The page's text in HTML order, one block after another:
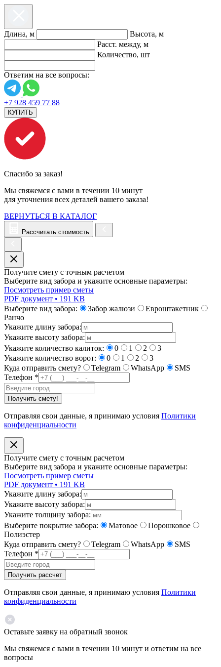
Длина, м
Высота, м
Расст. между, м
Количество, шт
Ответим на все вопросы:
+7 928 459 77 88
КУПИТЬ
Спасибо за заказ!
Мы свяжемся с вами в течении 10 минут
для уточнения всех деталей вашего заказа!
ВЕРНУТЬСЯ В КАТАЛОГ
Рассчитать стоимость
Получите смету с точным расчетом
Выберите вид забора и укажите основные параметры:
Посмотреть пример сметы
PDF документ • 191 KB
Выберите вид забора:
Забор жалюзи
Евроштакетник
Ранчо
Укажите длину забора:
Укажите высоту забора:
Укажите количество калиток:
0 1 2
3
Укажите количество ворот:
0 1 2
3
Куда отправить смету?
Telegram WhatsApp
SMS
Телефон *
Получить смету!
Отправляя свои данные, я принимаю условия Политики
конфиденциальности
Получите смету с точным расчетом
Выберите вид забора и укажите основные параметры:
Посмотреть пример сметы
PDF документ • 191 KB
Укажите длину забора:
Укажите высоту забора:
Укажите толщину забора:
Выберите покрытие забора:
Матовое
Порошковое
Полиэстер
Куда отправить смету?
Telegram WhatsApp
SMS
Телефон *
Получить рассчет
Отправляя свои данные, я принимаю условия Политики
конфиденциальности
Оставьте заявку на обратный звонок
Мы свяжемся с вами в течении 10 минут и ответим на все
вопросы